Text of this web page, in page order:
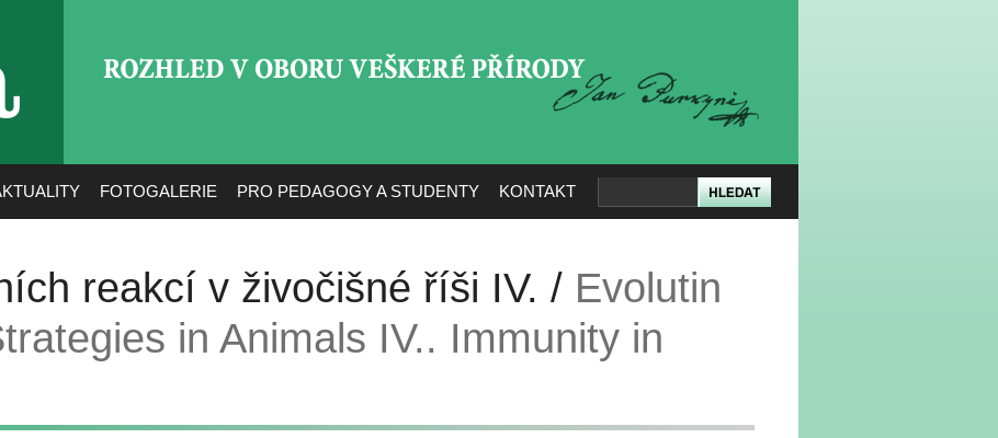
FOTOGALERIE PRO PEDAGOGY A STUDENTY KONTAKT
reakcí v živočišné říši IV. / Evolutin
in Animals IV.. Immunity in